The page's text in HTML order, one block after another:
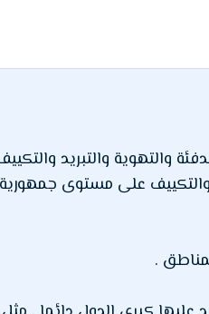
والتهوية والتبريد
على مستوى جمهورية
.